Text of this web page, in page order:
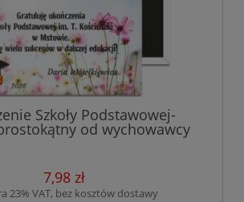
Szkoły Podstawowej-
od wychowawcy
7,98 zł
23% VAT, bez kosztów dostawy